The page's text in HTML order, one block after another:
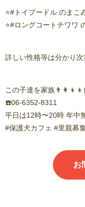
⭐️#トイプードル のまこ
⭐️#ロングコートチワワ
詳しい性格等は分かり
この子達を家族
☎️06-6352-8311
平日は12時〜20時 年中
#保護犬カフェ #里親募
お